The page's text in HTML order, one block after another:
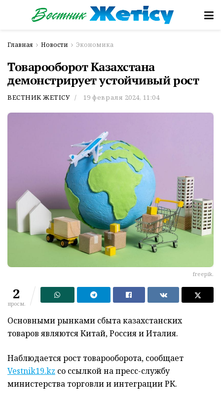
Главная Новости Экономика
Товарооборот Казахстана
демонстрирует устойчивый рост
ВЕСТНИК ЖЕТІСУ 19 февраля 2024, 11:04
freepik.
2
просм.
Основными рынками сбыта казахстанских
товаров являются Китай, Россия и Италия.
Наблюдается рост товарооборота, сообщает
Vestnik19.kz со ссылкой на пресс-службу
министерства торговли и интеграции РК.